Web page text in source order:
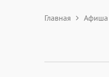
Главная Афиша